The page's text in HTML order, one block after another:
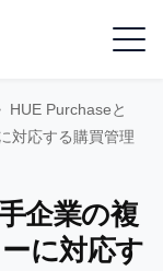
Menu
HUE Purchaseと
対応する購買管理
企業の複
に対応す